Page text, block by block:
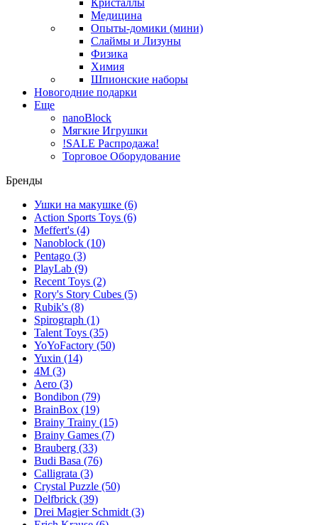
Кристаллы
Медицина
Опыты-домики (мини)
Слаймы и Лизуны
Физика
Химия
Шпионские наборы
Новогодние подарки
Еще
nanoBlock
Мягкие Игрушки
!SALE Распродажа!
Торговое Оборудование
Бренды
Ушки на макушке (6)
Action Sports Toys (6)
Meffert's (4)
Nanoblock (10)
Pentago (3)
PlayLab (9)
Recent Toys (2)
Rory's Story Cubes (5)
Rubik's (8)
Spirograph (1)
Talent Toys (35)
YoYoFactory (50)
Yuxin (14)
4M (3)
Aero (3)
Bondibon (79)
BrainBox (19)
Brainy Trainy (15)
Brainy Games (7)
Brauberg (33)
Budi Basa (76)
Calligrata (3)
Crystal Puzzle (50)
Delfbrick (39)
Drei Magier Schmidt (3)